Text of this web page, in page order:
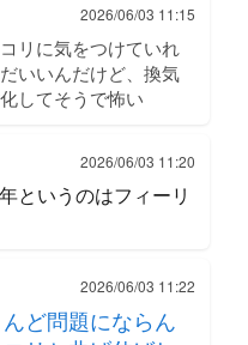
2026/06/03 11:15
リに気をつけていれ
いいんだけど、換気
してそうで怖い
2026/06/03 11:20
というのはフィーリ
2026/06/03 11:22
ど問題にならん